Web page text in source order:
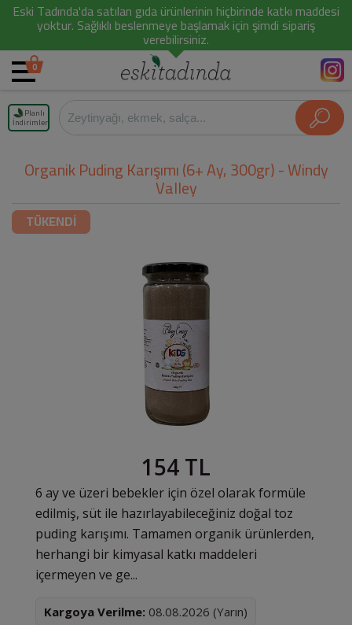
Eski Tadında'da satılan gıda ürünlerinin hiçbirinde katkı maddesi
yoktur. Sağlıklı beslenmeye başlamak için şimdi sipariş
verebilirsiniz.
0
Planlı
İndirimler
Organik Puding Karışımı (6+ Ay, 300gr) - Windy
Valley
TÜKENDİ
154 TL
6 ay ve üzeri bebekler için özel olarak formüle
edilmiş, süt ile hazırlayabileceğiniz doğal toz
puding karışımı. Tamamen organik ürünlerden,
herhangi bir kimyasal katkı maddeleri
içermeyen ve ge...
Kargoya Verilme: 08.08.2026 (Yarın)